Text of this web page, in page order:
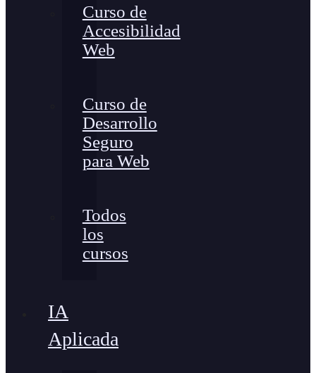
Curso de
Accesibilidad
Web
Curso de
Desarrollo
Seguro
para Web
Todos
los
cursos
IA
Aplicada